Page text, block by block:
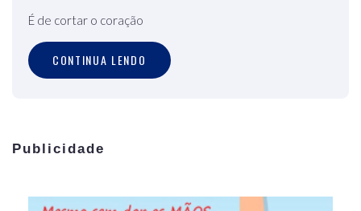
É de cortar o coração
CONTINUA LENDO
Publicidade